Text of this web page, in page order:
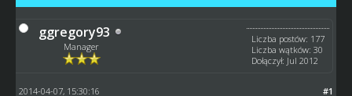
ggregory93
Manager
Liczba postów: 177
Liczba wątków: 30
Dołączył: Jul 2012
#1
2014-04-07, 15:30:16